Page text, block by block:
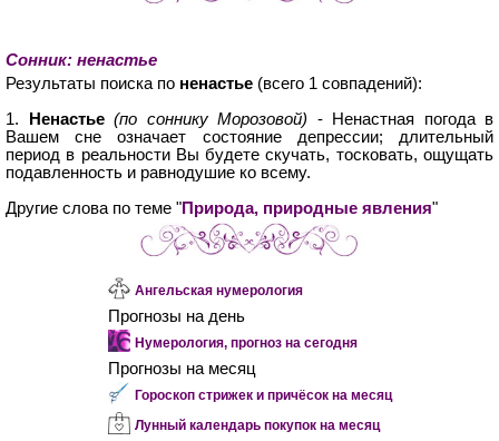
Сонник: ненастье
Результаты поиска по ненастье (всего 1 совпадений):
1.
Ненастье (по соннику Морозовой) - Ненастная погода в
Вашем сне означает состояние депрессии; длительный
период в реальности Вы будете скучать, тосковать, ощущать
подавленность и равнодушие ко всему.
Другие слова по теме "Природа, природные явления"
Ангельская нумерология
Прогнозы на день
Нумерология, прогноз на сегодня
Прогнозы на месяц
Гороскоп стрижек и причёсок на месяц
Лунный календарь покупок на месяц